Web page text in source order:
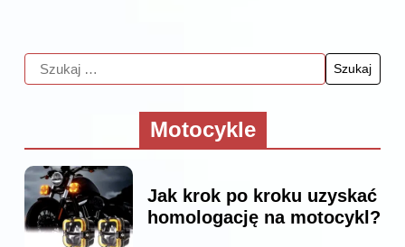
Motocykle
Jak krok po kroku uzyskać
homologację na motocykl?